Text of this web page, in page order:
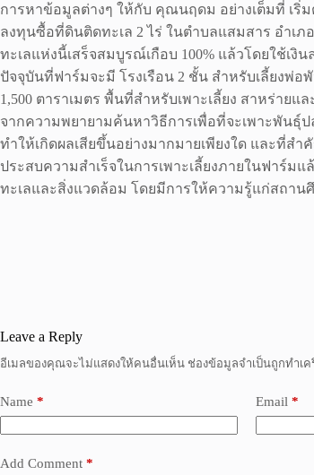
การหาข้อมูลต่างๆ ให้กับ คุณนฤดม อย่างเต็มที่ เริ่
ลงทุนซื้อที่ดินติดทะเล 2 ไร่ ในตำบลแสมสาร อำเ
ทะเลแห่งนี้เสร็จสมบูรณ์เกือบ 100% แล้วโดยใช้เงิ
ปัจจุบันที่ฟาร์มจะมี โรงเรือน 2 ชั้น สำหรับเลี้ยงพ่
1,500 ตาราเมตร พื้นที่สำหรับเพาะเลี้ยง สาหร่าย
จากความพยายามค้นหาวิธีการเพื่อที่จะเพาะพันธุ์
ทำให้เกิดผลเสียขึ้นอย่างมากมายเพียงใด และที่ส
ประสบความสำเร็จในการเพาะเลี้ยงภายในฟาร์
ทะเลและสิ่งแวดล้อม โดยมีการให้ความรู้แก่สถาน
Leave a Reply
อีเมลของคุณจะไม่แสดงให้คนอื่นเห็น ช่องข้อมูลจำเป็นถูกทำเ
Name * Email *
Add Comment *